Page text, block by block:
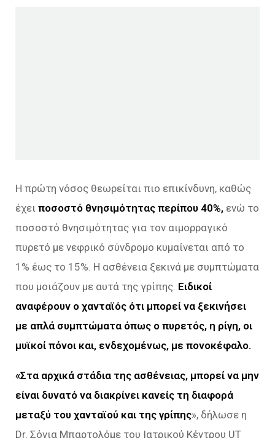
Η πρώτη νόσος θεωρείται πιο επικίνδυνη, καθώς
έχει ποσοστό θνησιμότητας περίπου 40%, ενώ το
ποσοστό θνησιμότητας για τον αιμορραγικό
πυρετό με νεφρικό σύνδρομο κυμαίνεται από το
1% έως το 15%. Η ασθένεια ξεκινά με συμπτώματα
που μοιάζουν με αυτά της γρίπης. Ειδικοί
αναφέρουν ο χανταϊός ότι μπορεί να ξεκινήσει
με απλά συμπτώματα όπως ο πυρετός, η ρίγη, οι
μυϊκοί πόνοι και, ενδεχομένως, με πονοκέφαλο.
«Στα αρχικά στάδια της ασθένειας, μπορεί να μην
είναι δυνατό να διακρίνει κανείς τη διαφορά
μεταξύ του χανταϊού και της γρίπης», δήλωσε η
Dr. Σόνια Μπαρτολόμε του Ιατρικού Κέντρου UT